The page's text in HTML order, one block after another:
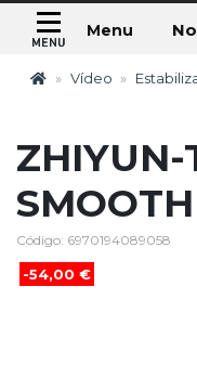
Menu
Vídeo
ZHIYUN-
Código: 6970194089058
-54,00 €